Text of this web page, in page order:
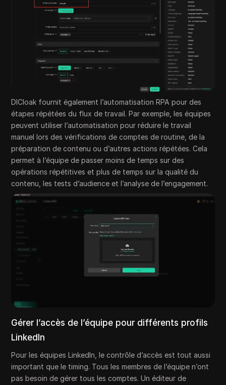
DICloak fournit également l’automatisation RPA pour des
étapes répétées du flux de travail. Par exemple, les équipes
peuvent utiliser l’automatisation pour réduire le travail
manuel lors des vérifications de comptes de routine, de la
préparation de contenu ou d’autres actions répétées. Cela
permet à l’équipe de passer moins de temps sur des
opérations répétitives et plus de temps sur la qualité du
contenu, les tests d’audience et l’analyse de l’engagement.
Gérer l’accès de l’équipe pour différents profils
LinkedIn
Pour les équipes LinkedIn, le contrôle d’accès est tout aussi
important que le timing. Tous les membres de l’équipe n’ont
pas besoin de gérer tous les comptes. Un éditeur de